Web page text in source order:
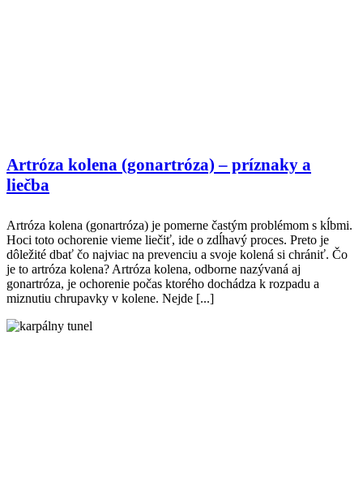
Artróza kolena (gonartróza) – príznaky a
liečba
Artróza kolena (gonartróza) je pomerne častým problémom s kĺbmi.
Hoci toto ochorenie vieme liečiť, ide o zdĺhavý proces. Preto je
dôležité dbať čo najviac na prevenciu a svoje kolená si chrániť. Čo
je to artróza kolena? Artróza kolena, odborne nazývaná aj
gonartróza, je ochorenie počas ktorého dochádza k rozpadu a
miznutiu chrupavky v kolene. Nejde [...]